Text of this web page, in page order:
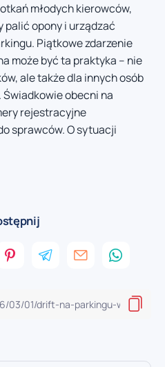
młodych kierowców,
palić opony i urządzać
Piątkowe zdarzenie
może być ta praktyka – nie
ale także dla innych osób
obecni na
rejestracyjne
sprawców. O sytuacji